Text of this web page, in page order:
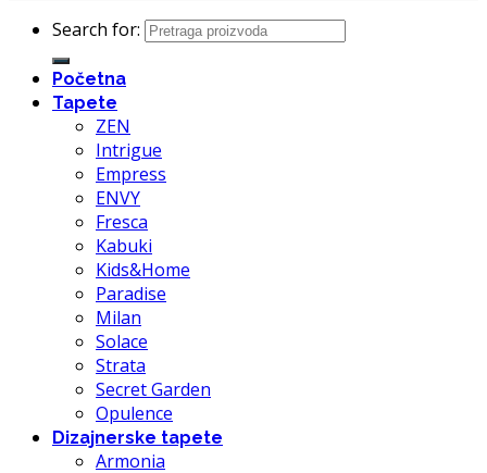
Search for:
Početna
Tapete
ZEN
Intrigue
Empress
ENVY
Fresca
Kabuki
Kids&Home
Paradise
Milan
Solace
Strata
Secret Garden
Opulence
Dizajnerske tapete
Armonia